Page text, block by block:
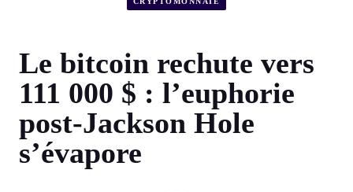
Le bitcoin rechute vers
111 000 $ : l’euphorie
post-Jackson Hole
s’évapore